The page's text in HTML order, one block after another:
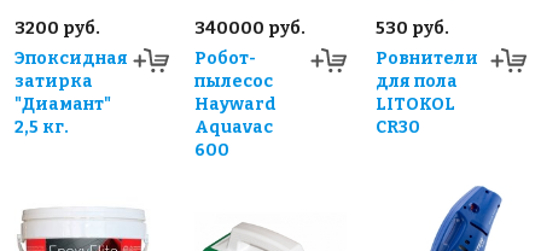
3200 руб.
Эпоксидная
затирка
"Диамант"
2,5 кг.
340000 руб.
Робот-
пылесос
Hayward
Aquavac
600
530 руб.
Ровнители
для пола
LITOKOL
CR30